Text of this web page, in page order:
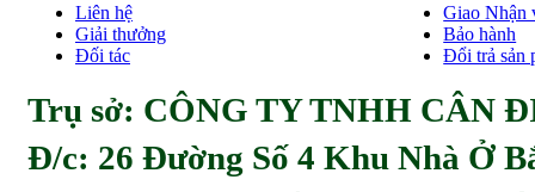
Liên hệ
Giải thưởng
Đối tác
Giao Nhận
Bảo hành
Đổi trả sản
Trụ sở: CÔNG TY TNHH CÂN
Đ/c: 26 Đường Số 4 Khu Nhà Ở